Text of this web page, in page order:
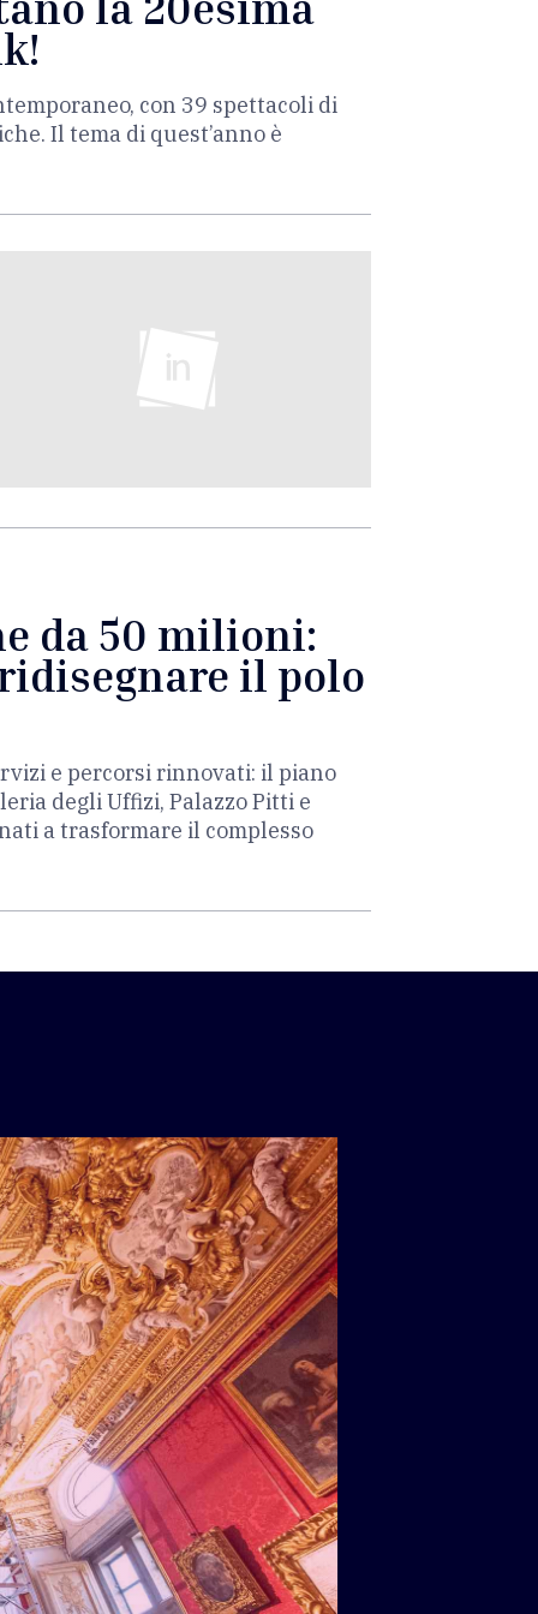
con 39 spettacoli di
Il tema di quest’anno è
da 50 milioni:
il polo
e percorsi rinnovati: il piano
degli Uffizi, Palazzo Pitti e
a trasformare il complesso